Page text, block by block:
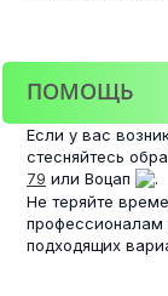
ПОМОЩЬ
Если у вас
стесняйтесь
79 или Воцап
.
Не теряйте
подходящих